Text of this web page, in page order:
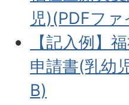
児)(PDFフ
【記入例】
申請書(乳幼
B)